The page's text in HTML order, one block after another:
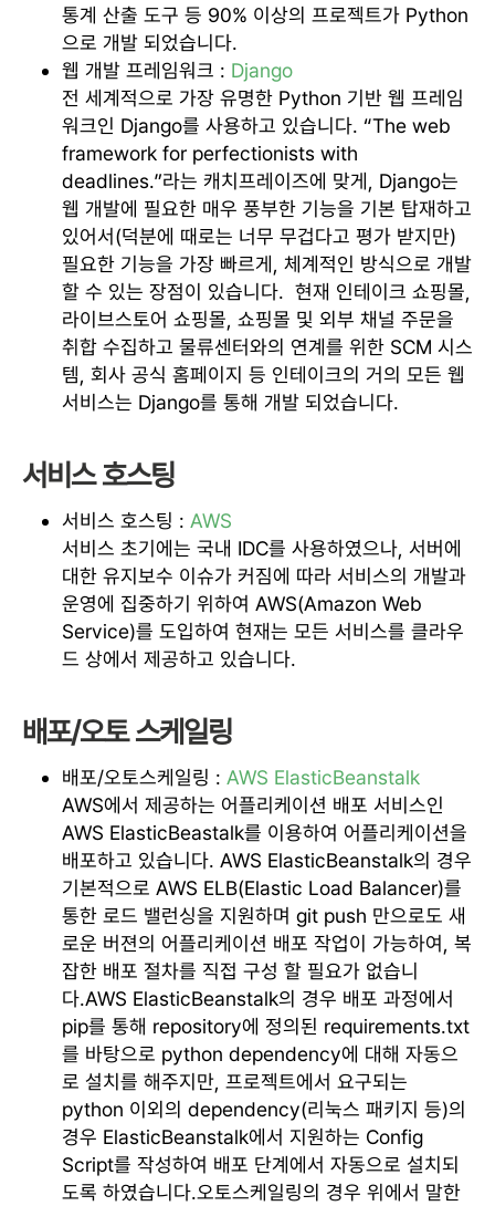
통계 산출 도구 등 90% 이상의 프로젝트가 Python
으로 개발 되었습니다.
웹 개발 프레임워크 : Django
전 세계적으로 가장 유명한 Python 기반 웹 프레임
워크인 Django를 사용하고 있습니다. “The web
framework for perfectionists with
deadlines.”라는 캐치프레이즈에 맞게, Django는
웹 개발에 필요한 매우 풍부한 기능을 기본 탑재하고
있어서(덕분에 때로는 너무 무겁다고 평가 받지만)
필요한 기능을 가장 빠르게, 체계적인 방식으로 개발
할 수 있는 장점이 있습니다. 현재 인테이크 쇼핑몰,
라이브스토어 쇼핑몰, 쇼핑몰 및 외부 채널 주문을
취합 수집하고 물류센터와의 연계를 위한 SCM 시스
템, 회사 공식 홈페이지 등 인테이크의 거의 모든 웹
서비스는 Django를 통해 개발 되었습니다.
서비스 호스팅
서비스 호스팅 : AWS
서비스 초기에는 국내 IDC를 사용하였으나, 서버에
대한 유지보수 이슈가 커짐에 따라 서비스의 개발과
운영에 집중하기 위하여 AWS(Amazon Web
Service)를 도입하여 현재는 모든 서비스를 클라우
드 상에서 제공하고 있습니다.
배포/오토 스케일링
배포/오토스케일링 : AWS ElasticBeanstalk
AWS에서 제공하는 어플리케이션 배포 서비스인
AWS ElasticBeastalk를 이용하여 어플리케이션을
배포하고 있습니다. AWS ElasticBeanstalk의 경우
기본적으로 AWS ELB(Elastic Load Balancer)를
통한 로드 밸런싱을 지원하며 git push 만으로도 새
로운 버젼의 어플리케이션 배포 작업이 가능하여, 복
잡한 배포 절차를 직접 구성 할 필요가 없습니
다.AWS ElasticBeanstalk의 경우 배포 과정에서
pip를 통해 repository에 정의된 requirements.txt
를 바탕으로 python dependency에 대해 자동으
로 설치를 해주지만, 프로젝트에서 요구되는
python 이외의 dependency(리눅스 패키지 등)의
경우 ElasticBeanstalk에서 지원하는 Config
Script를 작성하여 배포 단계에서 자동으로 설치되
도록 하였습니다.오토스케일링의 경우 위에서 말한